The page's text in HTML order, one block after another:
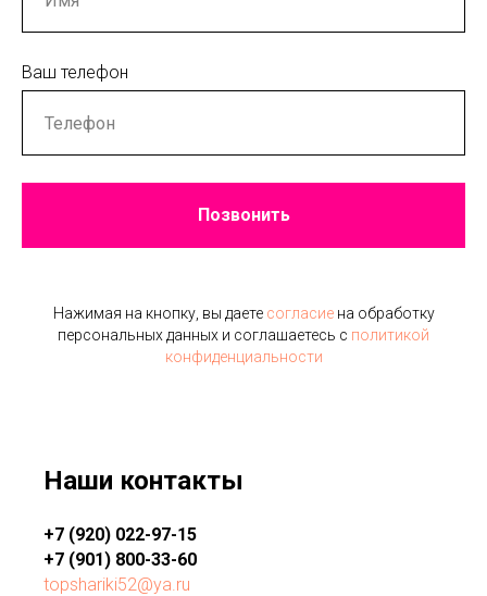
Ваш телефон
Позвонить
Нажимая на кнопку, вы даете согласиена обработку
персональных данных и соглашаетесь c политикой
конфиденциальности
Наши контакты
+7 (920) 022-97-15
+7 (901) 800-33-60
topshariki52@ya.ru